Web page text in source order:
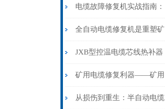
电缆故障修复机实战指南：
从“盲测”到“精确定点”的三
步作业法
全自动电缆修复机是重塑矿
山电力动脉的“智能外科医
生”
JXB型控温电缆芯线热补器
安装与接线：精准修复的工
艺基石
矿用电缆修复利器——矿用
电缆热补机智能控温，安全
从损伤到重生：半自动电缆